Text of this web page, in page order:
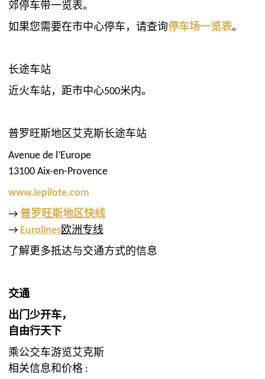
郊停车带一览表。
如果您需要在市中心停车， 请查询停车场一览表。
长途车站
近火车站，距市中心500米内。
普罗旺斯地区艾克斯长途车站
Avenue de l’Europe
13100 Aix-en-Provence
www.lepilote.com
→ 普罗旺斯地区快线
→ Eurolines欧洲专线
了解更多抵达与交通方式的信息
交通
出门少开车，
自由行天下
乘公交车游览艾克斯
相关信息和价格 :